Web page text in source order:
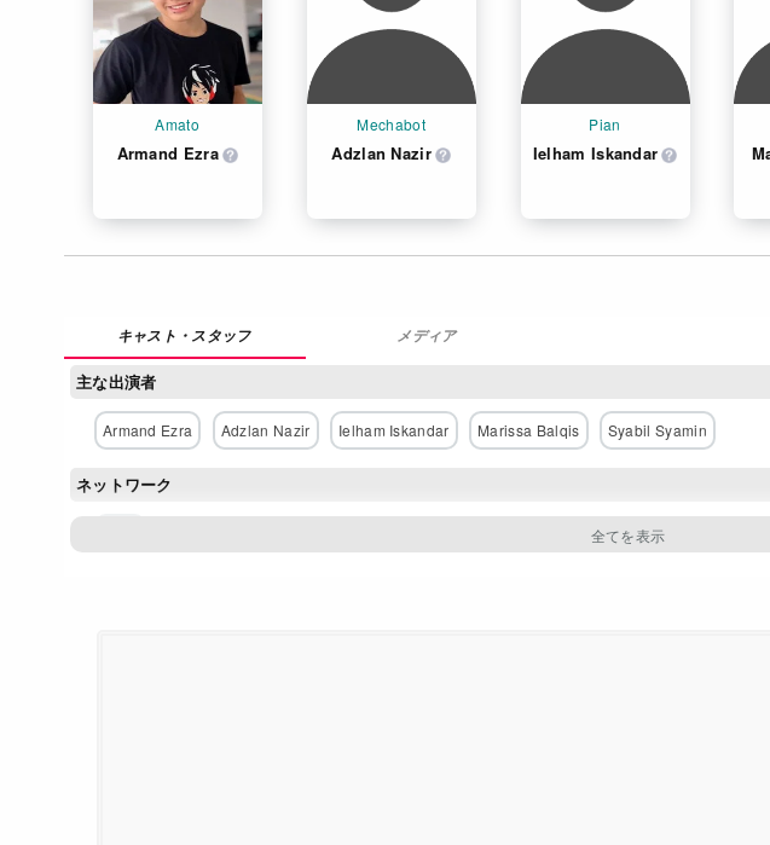
Amato
Armand Ezra
Mechabot
Adzlan Nazir
Pian
Ielham Iskandar
メディア
主な出演者
Armand Ezra Adzlan Nazir Ielham Iskandar Marissa Balqis Syabil Syamin
ネットワーク